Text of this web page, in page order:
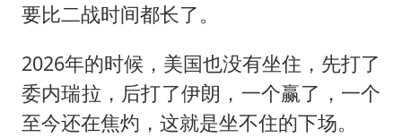
要比二战时间都长了。
2026年的时候，美国也没有坐住，先打了
委内瑞拉，后打了伊朗，一个赢了，一个
至今还在焦灼，这就是坐不住的下场。